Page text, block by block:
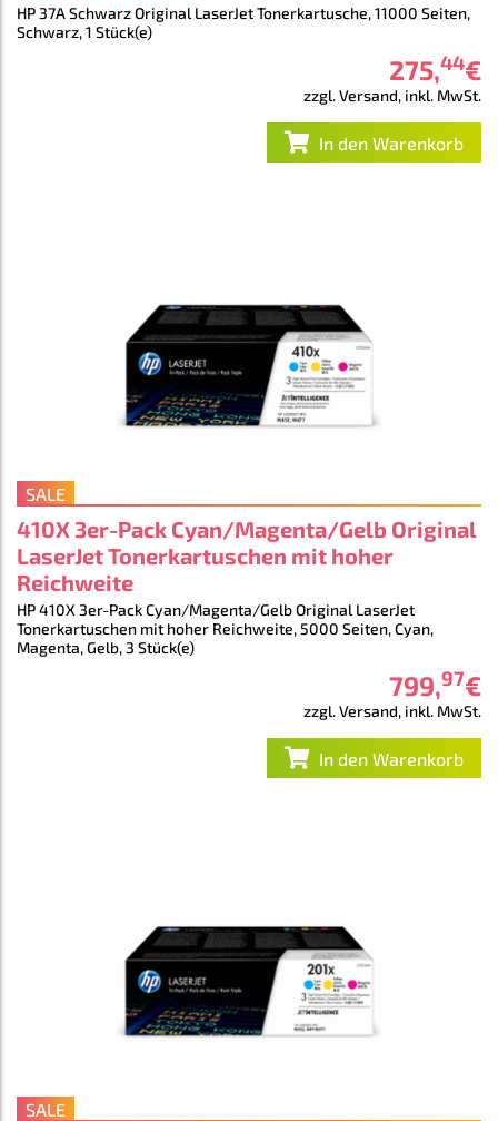
HP 37A Schwarz Original LaserJet Tonerkartusche, 11000 Seiten,
Schwarz, 1 Stück(e)
275,44€
zzgl. Versand, inkl. MwSt.
In den Warenkorb
SALE
410X 3er-Pack Cyan/Magenta/Gelb Original
LaserJet Tonerkartuschen mit hoher
Reichweite
HP 410X 3er-Pack Cyan/Magenta/Gelb Original LaserJet
Tonerkartuschen mit hoher Reichweite, 5000 Seiten, Cyan,
Magenta, Gelb, 3 Stück(e)
799,97€
zzgl. Versand, inkl. MwSt.
In den Warenkorb
SALE